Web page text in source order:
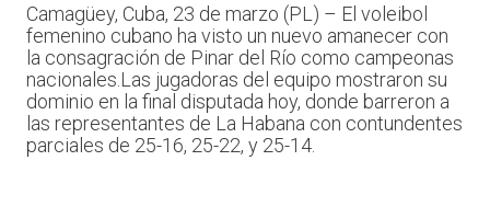
Camagüey, Cuba, 23 de marzo (PL) – El voleibol
femenino cubano ha visto un nuevo amanecer con
la consagración de Pinar del Río como campeonas
nacionales.Las jugadoras del equipo mostraron su
dominio en la final disputada hoy, donde barreron a
las representantes de La Habana con contundentes
parciales de 25-16, 25-22, y 25-14.